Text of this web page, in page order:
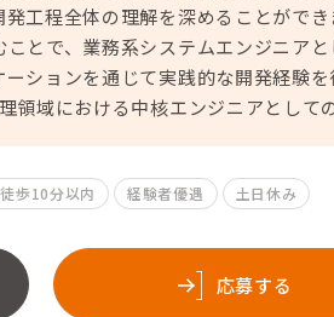
工程全体の理解を深めることができ
とで、業務系システムエンジニア
ションを通じて実践的な開発経験
領域における中核エンジニアとして
歩10分以内 経験者優遇 土日休み
応募する